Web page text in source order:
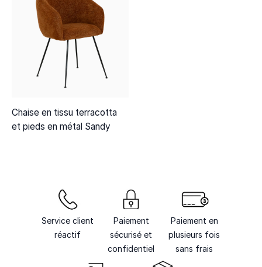
Chaise en tissu terracotta
et pieds en métal Sandy
Service client
réactif
Paiement
sécurisé et
confidentiel
Paiement en
plusieurs fois
sans frais